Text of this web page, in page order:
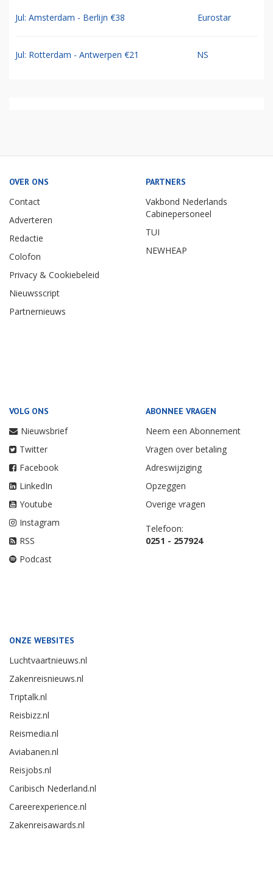
Jul: Amsterdam - Berlijn €38 Eurostar
Jul: Rotterdam - Antwerpen €21 NS
OVER ONS
Contact
Adverteren
Redactie
Colofon
Privacy & Cookiebeleid
Nieuwsscript
Partnernieuws
PARTNERS
Vakbond Nederlands
Cabinepersoneel
TUI
NEWHEAP
VOLG ONS
Nieuwsbrief
Twitter
Facebook
LinkedIn
Youtube
Instagram
RSS
Podcast
ABONNEE VRAGEN
Neem een Abonnement
Vragen over betaling
Adreswijziging
Opzeggen
Overige vragen
Telefoon:
0251 - 257924
ONZE WEBSITES
Luchtvaartnieuws.nl
Zakenreisnieuws.nl
Triptalk.nl
Reisbizz.nl
Reismedia.nl
Aviabanen.nl
Reisjobs.nl
Caribisch Nederland.nl
Careerexperience.nl
Zakenreisawards.nl